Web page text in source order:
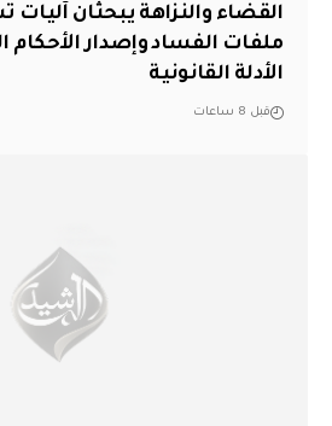
القضاء والنزاهة يبحثان
ملفات الفساد وإصدار الأحكام
الأدلة القانونية
قبل 8 ساعات